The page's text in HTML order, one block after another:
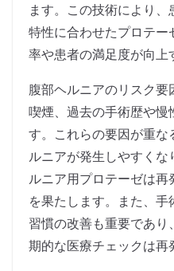
ます。この技術により
特性に合わせたプロテ
率や患者の満足度が向上
腹部ヘルニアのリスク要
喫煙、過去の手術歴や慢
す。これらの要因が重
ルニアが発生しやすく
ルニア用プロテーゼは
を果たします。また、
習慣の改善も重要であ
期的な医療チェックは再